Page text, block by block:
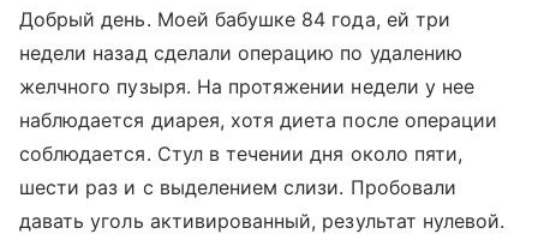
Добрый день. Моей бабушке 84 года, ей три
недели назад сделали операцию по удалению
желчного пузыря. На протяжении недели у нее
наблюдается диарея, хотя диета после операции
соблюдается. Стул в течении дня около пяти,
шести раз и с выделением слизи. Пробовали
давать уголь активированный, результат нулевой.